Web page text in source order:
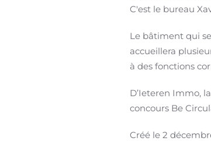
C'est le bureau
Le bâtiment qui
accueillera
à des fonctions
D’Ieteren Immo,
concours Be
Créé le 2